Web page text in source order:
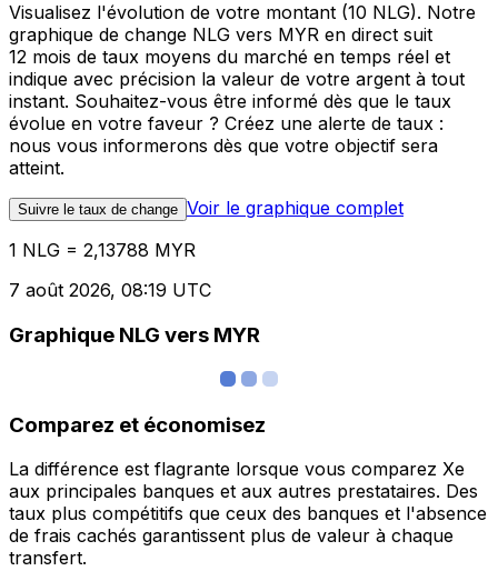
Visualisez l'évolution de votre montant (10 NLG). Notre
graphique de change NLG vers MYR en direct suit
12 mois de taux moyens du marché en temps réel et
indique avec précision la valeur de votre argent à tout
instant. Souhaitez-vous être informé dès que le taux
évolue en votre faveur ? Créez une alerte de taux :
nous vous informerons dès que votre objectif sera
atteint.
Suivre le taux de change Voir le graphique complet
1 NLG = 2,13788 MYR
7 août 2026, 08:19 UTC
Graphique NLG vers MYR
Comparez et économisez
La différence est flagrante lorsque vous comparez Xe
aux principales banques et aux autres prestataires. Des
taux plus compétitifs que ceux des banques et l'absence
de frais cachés garantissent plus de valeur à chaque
transfert.